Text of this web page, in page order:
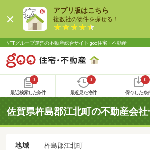
アプリ版はこちら
複数社の物件を探せる！
NTTグループ運営の不動産総合サイト goo住宅・不動産
0
最近検索した条件
0
最近見た物件
0
保存した条
佐賀県杵島郡江北町の不動産会社
地域 杵島郡江北町